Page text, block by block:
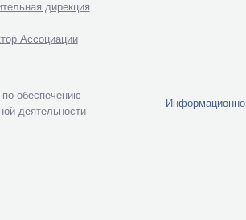
дирекция
Ассоциации
обеспечению
деятельности